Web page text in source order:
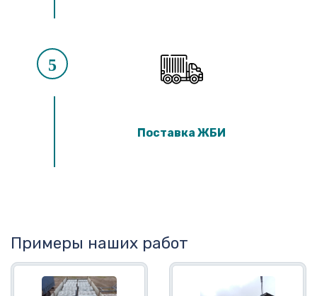
5
Поставка ЖБИ
Примеры наших работ